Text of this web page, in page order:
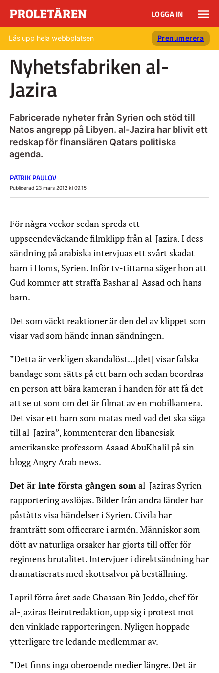
LOGGA IN
Lås upp hela webbplatsen Prenumerera
Nyhetsfabriken al-
Jazira
Fabricerade nyheter från Syrien och stöd till
Natos angrepp på Libyen. al-Jazira har blivit ett
redskap för finansiären Qatars politiska
agenda.
PATRIK PAULOV
Publicerad 23 mars 2012 kl 09.15
För några veckor sedan spreds ett
uppseendeväckande filmklipp från al-Jazira. I dess
sändning på arabiska intervjuas ett svårt skadat
barn i Homs, Syrien. Inför tv-tittarna säger hon att
Gud kommer att straffa Bashar al-Assad och hans
barn.
Det som väckt reaktioner är den del av klippet som
visar vad som hände innan sändningen.
”Detta är verkligen skandalöst…[det] visar falska
bandage som sätts på ett barn och sedan beordras
en person att bära kameran i handen för att få det
att se ut som om det är filmat av en mobilkamera.
Det visar ett barn som matas med vad det ska säga
till al-Jazira”, kommenterar den libanesisk-
amerikanske professorn Asaad AbuKhalil på sin
blogg Angry Arab news.
Det är inte första gången somal-Jaziras Syrien-
rapportering avslöjas. Bilder från andra länder har
påståtts visa händelser i Syrien. Civila har
framträtt som officerare i armén. Människor som
dött av naturliga orsaker har gjorts till offer för
regimens brutalitet. Intervjuer i direktsändning har
dramatiserats med skottsalvor på beställning.
I april förra året sade Ghassan Bin Jeddo, chef för
al-Jaziras Beirutredaktion, upp sig i protest mot
den vinklade rapporteringen. Nyligen hoppade
ytterligare tre ledande medlemmar av.
”Det finns inga oberoende medier längre. Det är